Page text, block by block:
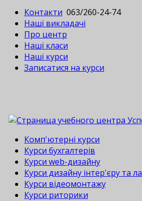
Контакти 063/260-24-74
Наші викладачі
Про центр
Наші класи
Наші курси
Записатися на курси
Комп'ютерні курси
Курси бухгалтерів
Курси web-дизайну
Курси дизайну інтер'єру та
Курси відеомонтажу
Курси риторики